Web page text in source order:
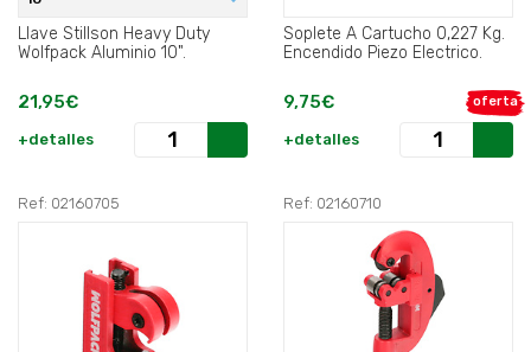
Llave Stillson Heavy Duty
Wolfpack Aluminio 10".
21,95€
+detalles
Soplete A Cartucho 0,227 Kg.
Encendido Piezo Electrico.
oferta
9,75€
+detalles
Ref: 02160705 Ref: 02160710